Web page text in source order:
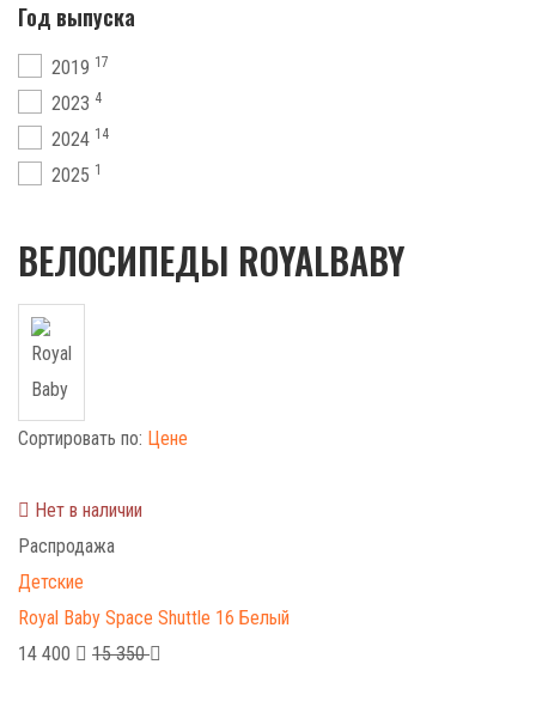
Год выпуска
2019 17
2023 4
2024 14
2025 1
ВЕЛОСИПЕДЫ ROYALBABY
Сортировать по: Цене
Нет в наличии
Распродажа
Детские
Royal Baby Space Shuttle 16 Белый
14 400
15 350